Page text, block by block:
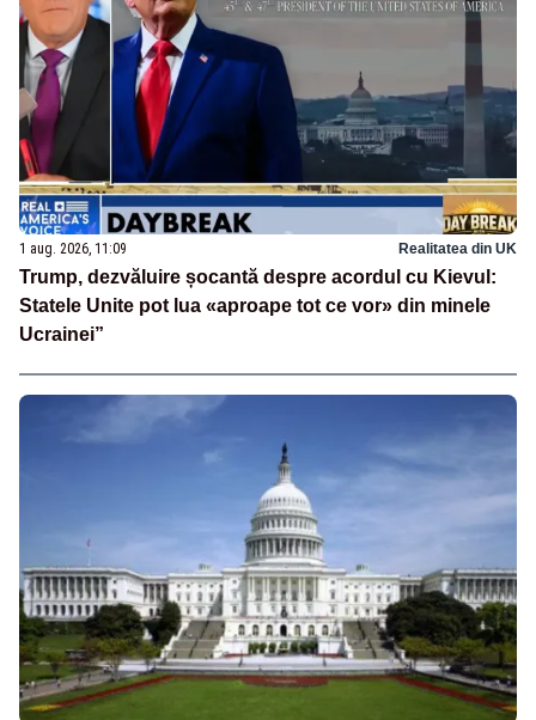
1 aug. 2026, 11:09 Realitatea din UK
Trump, dezvăluire șocantă despre acordul cu Kievul:
Statele Unite pot lua «aproape tot ce vor» din minele
Ucrainei”